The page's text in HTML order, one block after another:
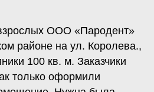
ООО «Пародент»
районе на ул. Королева.,
100 кв. м. Заказчики
только оформили